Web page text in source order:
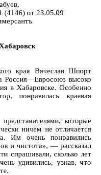
(4146) от 23.05.09
края Вячеслав Шпорт
Россия—Евросоюз высоко
в Хабаровске. Особенно
понравилась краевая
которые
ничем не отличается
Им очень понравились
и чистота», — рассказал
спрашивали, сколько лет
удивились, узнав, что